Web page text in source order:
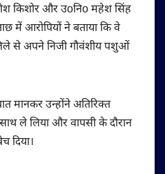
किशोर और उoनिo महेश सिंह
में आरोपियों ने बताया कि वे
से अपने निजी गौवंशीय पशुओं
मानकर उन्होंने अतिरिक्त
ले लिया और वापसी के दौरान
दिया।